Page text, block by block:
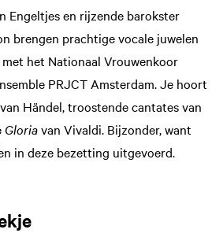
Engeltjes en rijzende barokster
brengen prachtige vocale juwelen
het Nationaal Vrouwenkoor
PRJCT Amsterdam. Je hoort
Händel, troostende cantates van
Gloriavan Vivaldi. Bijzonder, want
in deze bezetting uitgevoerd.